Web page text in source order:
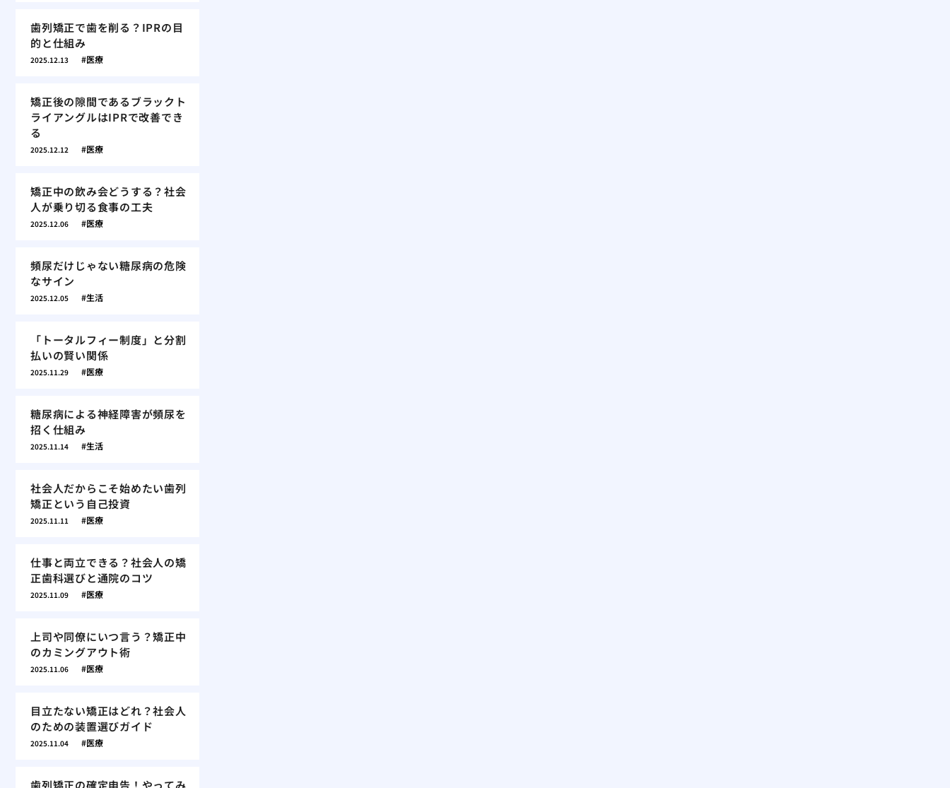
歯列矯正で歯を削る？IPRの目
的と仕組み
2025.12.13 医療
矯正後の隙間であるブラックト
ライアングルはIPRで改善でき
る
2025.12.12 医療
矯正中の飲み会どうする？社会
人が乗り切る食事の工夫
2025.12.06 医療
頻尿だけじゃない糖尿病の危険
なサイン
2025.12.05 生活
「トータルフィー制度」と分割
払いの賢い関係
2025.11.29 医療
糖尿病による神経障害が頻尿を
招く仕組み
2025.11.14 生活
社会人だからこそ始めたい歯列
矯正という自己投資
2025.11.11 医療
仕事と両立できる？社会人の矯
正歯科選びと通院のコツ
2025.11.09 医療
上司や同僚にいつ言う？矯正中
のカミングアウト術
2025.11.06 医療
目立たない矯正はどれ？社会人
のための装置選びガイド
2025.11.04 医療
歯列矯正の確定申告！やってみ